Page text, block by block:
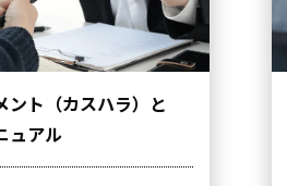
ント（カスハラ）と
ュアル